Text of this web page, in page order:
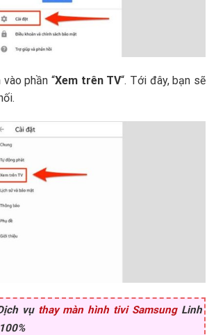
phần “Xem trên TV“. Tới đây, bạn sẽ
vụ thay màn hình tivi SamsungLinh